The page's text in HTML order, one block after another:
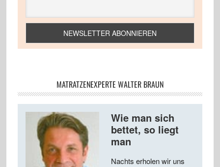
MATRATZENEXPERTE WALTER BRAUN
Wie man sich
bettet, so liegt
man
Nachts erholen wir uns